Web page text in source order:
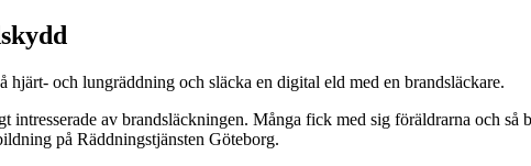
hjärt- och lungräddning och släcka en digital eld med en brandsläckare.
intresserade av brandsläckningen. Många fick med sig föräldrarna och
på Räddningstjänsten Göteborg.